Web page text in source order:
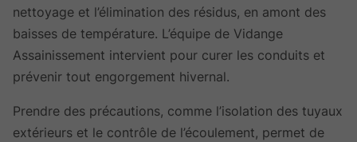
nettoyage et l’élimination des résidus, en amont des
baisses de température. L’équipe de Vidange
Assainissement intervient pour curer les conduits et
prévenir tout engorgement hivernal.
Prendre des précautions, comme l’isolation des tuyaux
extérieurs et le contrôle de l’écoulement, permet de